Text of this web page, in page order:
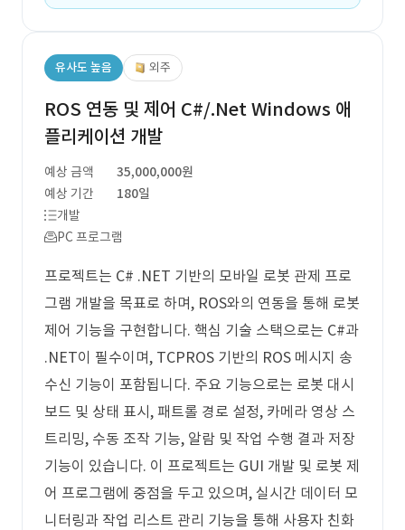
유사도 높음 외주
ROS 연동 및 제어 C#/.Net Windows 애
플리케이션 개발
예상 금액
35,000,000원
예상 기간
180일
개발
PC 프로그램
프로젝트는 C# .NET 기반의 모바일 로봇 관제 프로
그램 개발을 목표로 하며, ROS와의 연동을 통해 로봇
제어 기능을 구현합니다. 핵심 기술 스택으로는 C#과
.NET이 필수이며, TCPROS 기반의 ROS 메시지 송
수신 기능이 포함됩니다. 주요 기능으로는 로봇 대시
보드 및 상태 표시, 패트롤 경로 설정, 카메라 영상 스
트리밍, 수동 조작 기능, 알람 및 작업 수행 결과 저장
기능이 있습니다. 이 프로젝트는 GUI 개발 및 로봇 제
어 프로그램에 중점을 두고 있으며, 실시간 데이터 모
니터링과 작업 리스트 관리 기능을 통해 사용자 친화